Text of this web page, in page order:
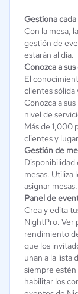
Gestiona
Con la mesa,
gestión de
estarán al día.
Conozca a
El
clientes sólida
Conozca a
nivel de
Más de 1,000
clientes y
Gestión de
Disponibilidad
mesas. Utiliza
asignar
Panel de
Crea y edita
NightPro. Ver
rendimiento
que los
unan a la lista
siempre
habilitar los